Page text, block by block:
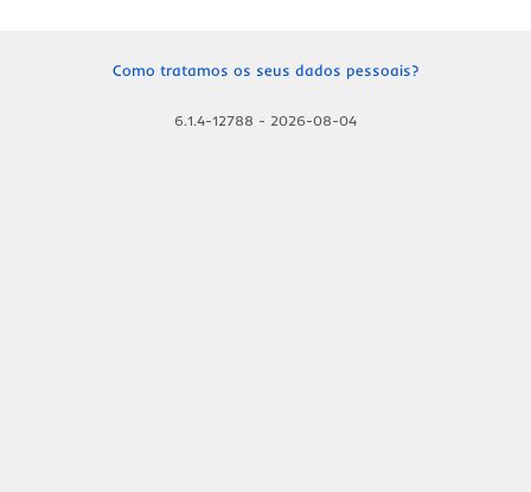
Como tratamos os seus dados pessoais?
6.1.4-12788 - 2026-08-04